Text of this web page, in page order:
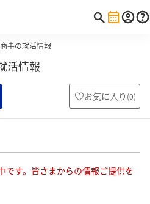
事の就活情報
活情報
お気に入り (0)
です。皆さまからの情報ご提供を